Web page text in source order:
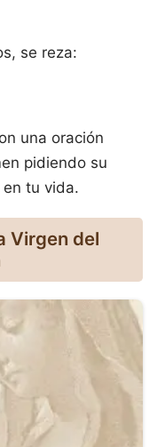
se reza:
una oración
pidiendo su
tu vida.
Virgen del